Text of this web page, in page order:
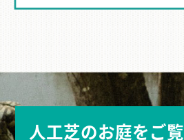
人工芝のお庭をご